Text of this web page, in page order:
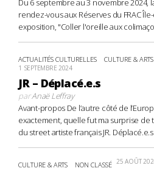
Du 6 septembre au 3 novembre 2024,
rendez-vous aux Réserves du FRAC
exposition, "Coller l'oreille aux
ACTUALITÉS CULTURELLES CULTURE & ARTS
1 SEPTEMBRE 2024
JR – Déplacé.e.s
parAnaë Leffray
Avant-propos De l’autre côté de
exactement, quelle fut ma surprise
du street artiste français JR.
CULTURE & ARTS NON CLASSÉ 25 AOÛT